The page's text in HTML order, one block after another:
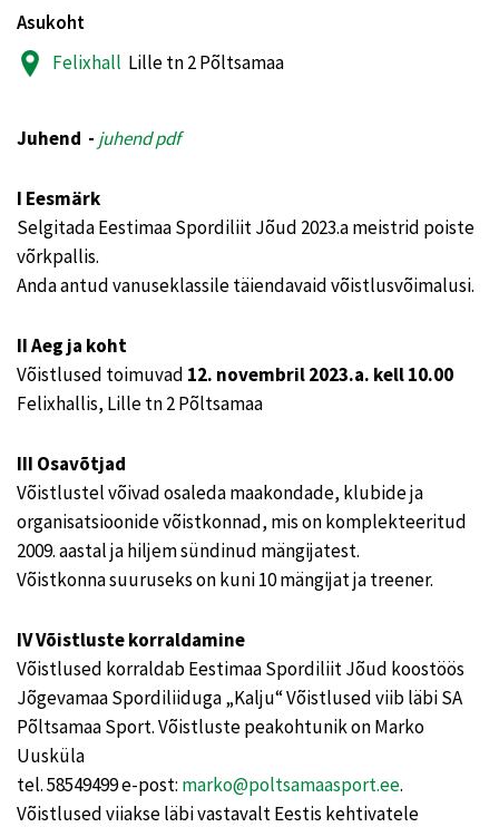
Asukoht
Felixhall Lille tn 2 Põltsamaa
Juhend - juhend pdf
I Eesmärk
Selgitada Eestimaa Spordiliit Jõud 2023.a meistrid poiste
võrkpallis.
Anda antud vanuseklassile täiendavaid võistlusvõimalusi.
II Aeg ja koht
Võistlused toimuvad 12. novembril 2023.a. kell 10.00
Felixhallis, Lille tn 2 Põltsamaa
III Osavõtjad
Võistlustel võivad osaleda maakondade, klubide ja
organisatsioonide võistkonnad, mis on komplekteeritud
2009. aastal ja hiljem sündinud mängijatest.
Võistkonna suuruseks on kuni 10 mängijat ja treener.
IV Võistluste korraldamine
Võistlused korraldab Eestimaa Spordiliit Jõud koostöös
Jõgevamaa Spordiliiduga „Kalju“ Võistlused viib läbi SA
Põltsamaa Sport. Võistluste peakohtunik on Marko
Uusküla
tel. 58549499 e-post: marko@poltsamaasport.ee.
Võistlused viiakse läbi vastavalt Eestis kehtivatele